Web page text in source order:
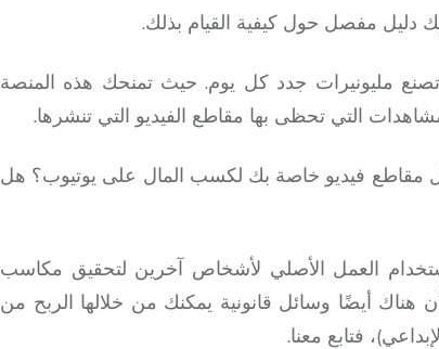
دليل مفصل حول كيفية القيام بذلك.
مليونيرات جدد كل يوم. حيث تمنحك هذه المنصة
التي تحظى بها مقاطع الفيديو التي تنشرها.
مقاطع فيديو خاصة بك لكسب المال على يوتيوب؟ هل
العمل الأصلي لأشخاص آخرين لتحقيق مكاسب
أيضًا وسائل قانونية يمكنك من خلالها الربح من
فتابع معنا.